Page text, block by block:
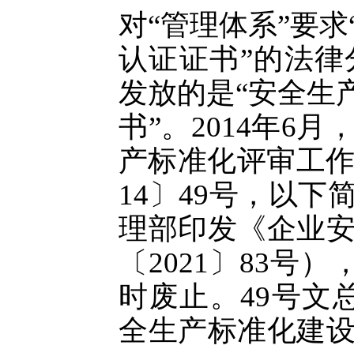
对“管理体系”要
认证证书”的法
发放的是“安全生
书”。2014年6月
产标准化评审工
14〕49号，以下
理部印发《企业
〔2021〕83号
时废止。49号文
全生产标准化建